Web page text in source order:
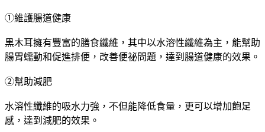
黑木耳擁有豐富的膳食纖維，其中以水溶性纖維為主，能幫助
水溶性纖維的吸水力強，不但能降低食量，更可以增加飽足